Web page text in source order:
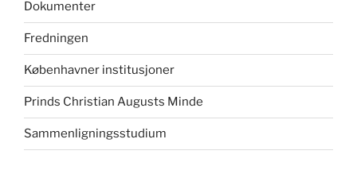
Dokumenter
Fredningen
Københavner institusjoner
Prinds Christian Augusts Minde
Sammenligningsstudium